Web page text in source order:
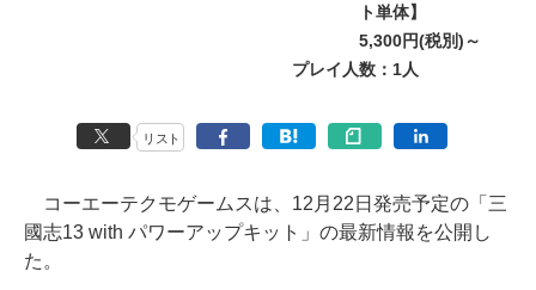
ト単体】
5,300円(税別)～
プレイ人数：1人
リスト
コーエーテクモゲームスは、12月22日発売予定の「三
國志13 with パワーアップキット」の最新情報を公開し
た。